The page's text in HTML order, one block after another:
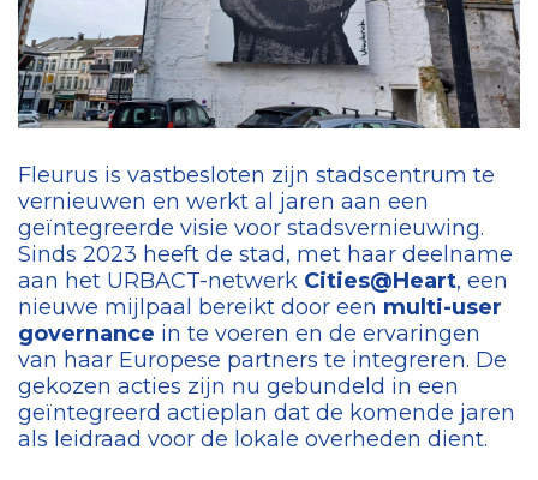
Fleurus is vastbesloten zijn stadscentrum te
vernieuwen en werkt al jaren aan een
geïntegreerde visie voor stadsvernieuwing.
Sinds 2023 heeft de stad, met haar deelname
aan het URBACT-netwerk Cities@Heart, een
nieuwe mijlpaal bereikt door een multi-user
governance in te voeren en de ervaringen
van haar Europese partners te integreren. De
gekozen acties zijn nu gebundeld in een
geïntegreerd actieplan dat de komende jaren
als leidraad voor de lokale overheden dient.